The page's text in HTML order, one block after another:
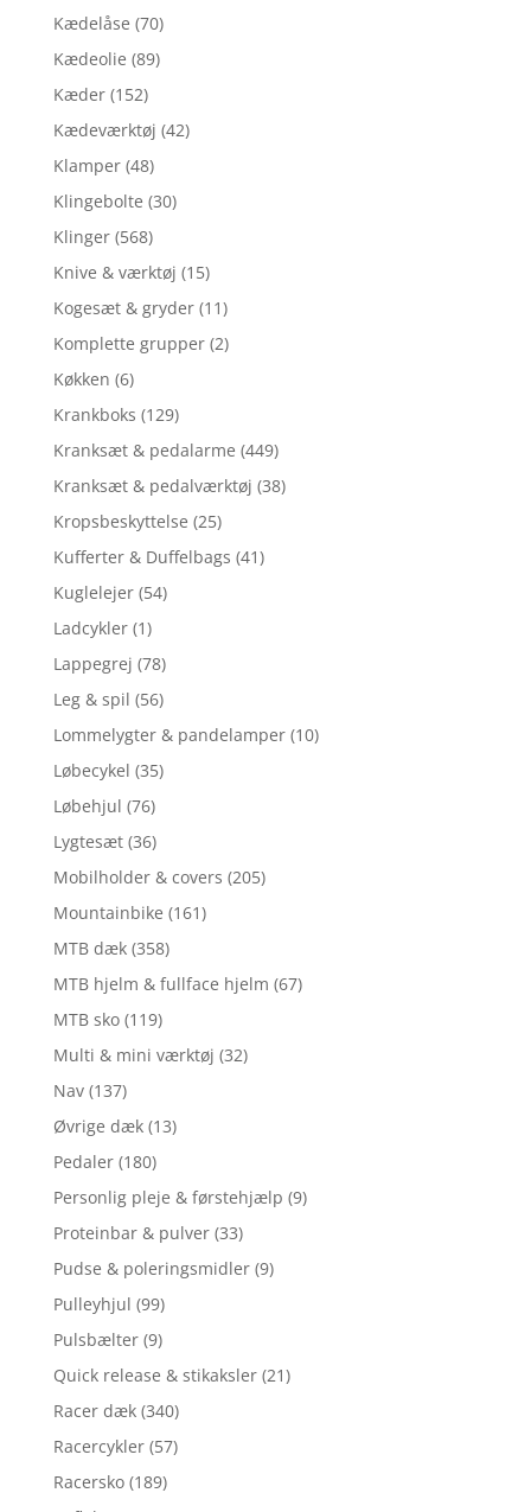
Kædelåse (70)
Kædeolie (89)
Kæder (152)
Kædeværktøj (42)
Klamper (48)
Klingebolte (30)
Klinger (568)
Knive & værktøj (15)
Kogesæt & gryder (11)
Komplette grupper (2)
Køkken (6)
Krankboks (129)
Kranksæt & pedalarme (449)
Kranksæt & pedalværktøj (38)
Kropsbeskyttelse (25)
Kufferter & Duffelbags (41)
Kuglelejer (54)
Ladcykler (1)
Lappegrej (78)
Leg & spil (56)
Lommelygter & pandelamper (10)
Løbecykel (35)
Løbehjul (76)
Lygtesæt (36)
Mobilholder & covers (205)
Mountainbike (161)
MTB dæk (358)
MTB hjelm & fullface hjelm (67)
MTB sko (119)
Multi & mini værktøj (32)
Nav (137)
Øvrige dæk (13)
Pedaler (180)
Personlig pleje & førstehjælp (9)
Proteinbar & pulver (33)
Pudse & poleringsmidler (9)
Pulleyhjul (99)
Pulsbælter (9)
Quick release & stikaksler (21)
Racer dæk (340)
Racercykler (57)
Racersko (189)